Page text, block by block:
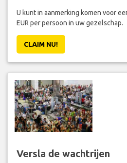
U kunt in aanmerking komen voor
EUR per persoon in uw gezelschap.
CLAIM NU!
Versla de wachtrijen